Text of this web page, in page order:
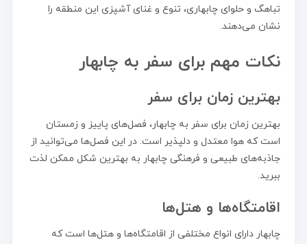
تباهگ و حلوای چابهاری، تنوع و غنای آشپزی این منطقه را
نشان می‌دهند.
نکات مهم برای سفر به چابهار
بهترین زمان برای سفر
بهترین زمان برای سفر به چابهار، فصل‌های پاییز و زمستان
است که هوا معتدل و دلپذیر است. در این فصل‌ها می‌توانید از
جاذبه‌های طبیعی و فرهنگی چابهار به بهترین شکل ممکن لذت
ببرید.
اقامتگاه‌ها و هتل‌ها
چابهار دارای انواع مختلفی از اقامتگاه‌ها و هتل‌ها است که